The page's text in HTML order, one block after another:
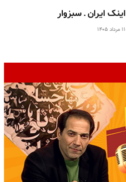
اینک ایران ـ سبزوار
۱۱ مرداد ۱۴۰۵